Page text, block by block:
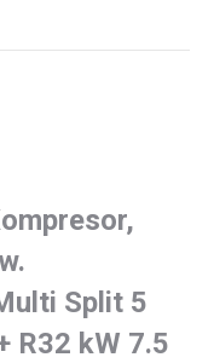
Split 5
R32 kW 7.5